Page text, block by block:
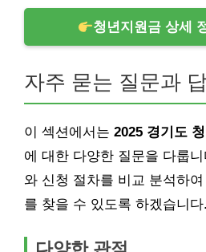
청년지원금 상세
자주 묻는 질문과
이 섹션에서는 2025 경기도
에 대한 다양한 질문을 다룹
와 신청 절차를 비교 분석하
를 찾을 수 있도록 하겠습니다.
다양한 관점